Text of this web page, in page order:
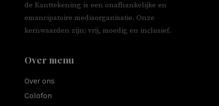
de Kanttekening is een onafhankelijke en
emancipatoire mediaorganisatie. Onze
kernwaarden zijn: vrij, moedig en inclusief.
Over menu
Over ons
Colofon